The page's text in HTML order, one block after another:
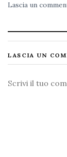
Lascia un
LASCIA UN
Commento